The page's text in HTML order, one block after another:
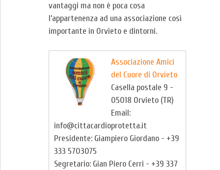
vantaggi ma non è poca cosa
l’appartenenza ad una associazione così
importante in Orvieto e dintorni.
Associazione Amici
del Cuore di Orvieto
Casella postale 9 -
05018 Orvieto (TR)
Email:
info@cittacardioprotetta.it
Presidente: Giampiero Giordano - +39
333 5703075
Segretario: Gian Piero Cerri - +39 337